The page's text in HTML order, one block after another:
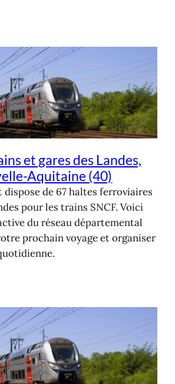
et gares des Landes,
Aquitaine (40)
dispose de 67 haltes ferroviaires
pour les trains SNCF. Voici
du réseau départemental
prochain voyage et organiser